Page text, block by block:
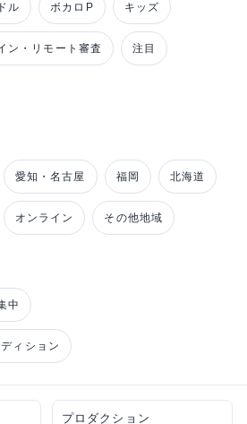
ル ボカロP キッズ
ン・リモート審査 注目
愛知・名古屋 福岡 北海道
オンライン その他地域
中
ィション
プロダクション